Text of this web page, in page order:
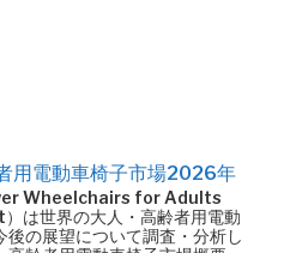
用電動車椅子市場2026年
Wheelchairs for Adults
は世界の大人・高齢者用電動
後の展望について調査・分析し